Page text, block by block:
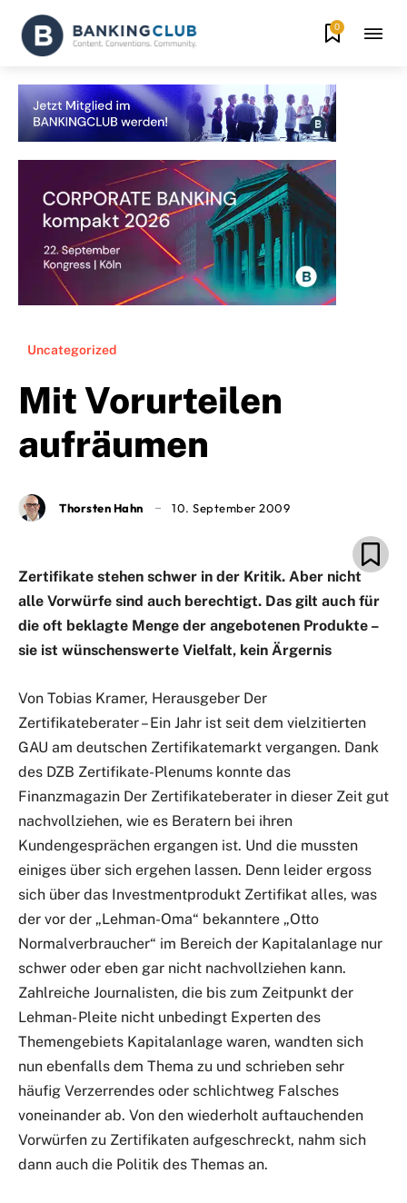
0
Uncategorized
Mit Vorurteilen
aufräumen
Thorsten Hahn 10. September 2009
Zertifikate stehen schwer in der Kritik. Aber nicht
alle Vorwürfe sind auch berechtigt. Das gilt auch für
die oft beklagte Menge der angebotenen Produkte –
sie ist wünschenswerte Vielfalt, kein Ärgernis
Von Tobias Kramer, Herausgeber Der
Zertifikateberater – Ein Jahr ist seit dem vielzitierten
GAU am deutschen Zertifikatemarkt vergangen. Dank
des DZB Zertifikate-Plenums konnte das
Finanzmagazin Der Zertifikateberater in dieser Zeit gut
nachvollziehen, wie es Beratern bei ihren
Kundengesprächen ergangen ist. Und die mussten
einiges über sich ergehen lassen. Denn leider ergoss
sich über das Investmentprodukt Zertifikat alles, was
der vor der „Lehman-Oma“ bekanntere „Otto
Normalverbraucher“ im Bereich der Kapitalanlage nur
schwer oder eben gar nicht nachvollziehen kann.
Zahlreiche Journalisten, die bis zum Zeitpunkt der
Lehman- Pleite nicht unbedingt Experten des
Themengebiets Kapitalanlage waren, wandten sich
nun ebenfalls dem Thema zu und schrieben sehr
häufig Verzerrendes oder schlichtweg Falsches
voneinander ab. Von den wiederholt auftauchenden
Vorwürfen zu Zertifikaten aufgeschreckt, nahm sich
dann auch die Politik des Themas an.